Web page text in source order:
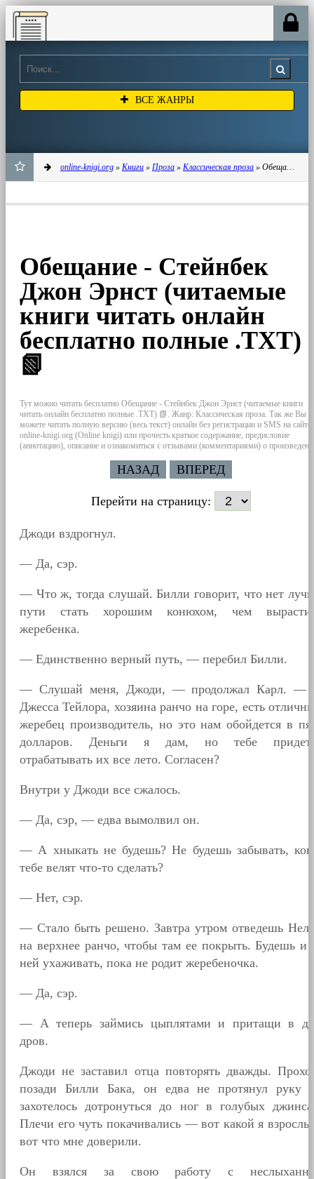
Online-knigi.org
ВСЕ ЖАНРЫ
online-knigi.org » Книги » Проза » Классическая проза » Обещание - Стейнбек Джон Эрнст (читаемые книги читать онлайн бесплатно полные .TXT) 📗
Обещание - Стейнбек
Джон Эрнст (читаемые
книги читать онлайн
бесплатно полные .TXT)
📗
Тут можно читать бесплатно Обещание - Стейнбек Джон Эрнст (читаемые книги
читать онлайн бесплатно полные .TXT) 📗. Жанр: Классическая проза. Так же Вы
можете читать полную версию (весь текст) онлайн без регистрации и SMS на сайте
online-knigi.org (Online knigi) или прочесть краткое содержание, предисловие
(аннотацию), описание и ознакомиться с отзывами (комментариями) о
НАЗАД ВПЕРЕД
Перейти на страницу:
Джоди вздрогнул.
— Да, сэр.
— Что ж, тогда слушай. Билли говорит, что нет
пути стать хорошим конюхом, чем
жеребенка.
— Единственно верный путь, — перебил Билли.
— Слушай меня, Джоди, — продолжал Карл. —
Джесса Тейлора, хозяина ранчо на горе, есть
жеребец производитель, но это нам обойдется в
долларов. Деньги я дам, но тебе
отрабатывать их все лето. Согласен?
Внутри у Джоди все сжалось.
— Да, сэр, — едва вымолвил он.
— А хныкать не будешь? Не будешь забывать,
тебе велят что-то сделать?
— Нет, сэр.
— Стало быть решено. Завтра утром отведешь
на верхнее ранчо, чтобы там ее покрыть. Будешь и
ней ухаживать, пока не родит жеребеночка.
— Да, сэр.
— А теперь займись цыплятами и притащи в
дров.
Джоди не заставил отца повторять дважды.
позади Билли Бака, он едва не протянул руку
захотелось дотронуться до ног в голубых
Плечи его чуть покачивались — вот какой я
вот что мне доверили.
Он взялся за свою работу с